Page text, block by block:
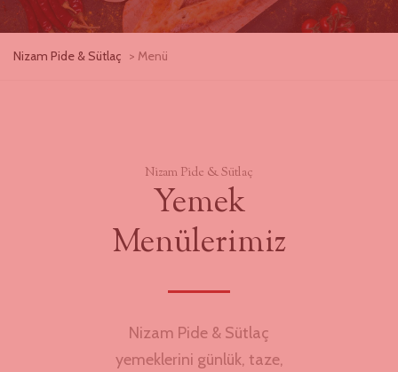
Nizam Pide & Sütlaç > Menü
Nizam Pide & Sütlaç
Yemek
Menülerimiz
Nizam Pide & Sütlaç
yemeklerini günlük, taze,